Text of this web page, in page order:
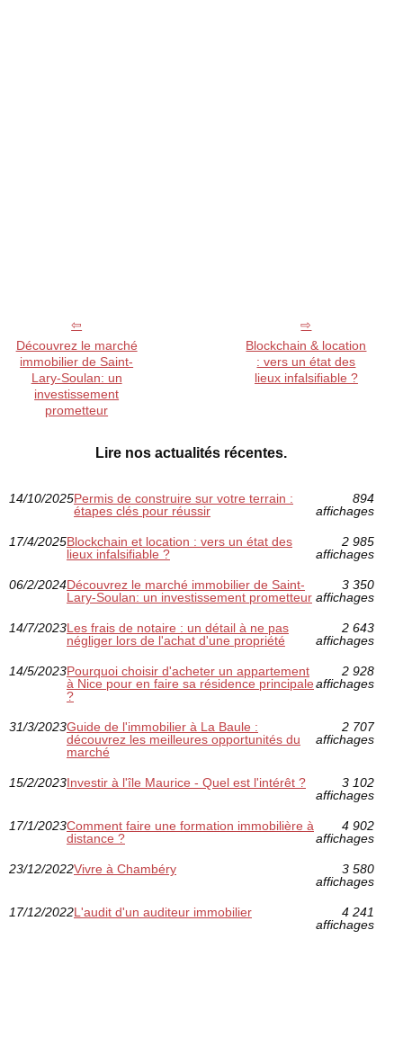
Découvrez le marché
immobilier de Saint-
Lary-Soulan: un
investissement
prometteur
Blockchain & location
: vers un état des
lieux infalsifiable ?
Lire nos actualités récentes.
14/10/2025Permis de construire sur votre terrain :
étapes clés pour réussir
894
affichages
17/4/2025Blockchain et location : vers un état des
lieux infalsifiable ?
2 985
affichages
06/2/2024Découvrez le marché immobilier de Saint-
Lary-Soulan: un investissement prometteur
3 350
affichages
14/7/2023Les frais de notaire : un détail à ne pas
négliger lors de l'achat d'une propriété
2 643
affichages
14/5/2023Pourquoi choisir d'acheter un appartement
à Nice pour en faire sa résidence principale
?
2 928
affichages
31/3/2023Guide de l'immobilier à La Baule :
découvrez les meilleures opportunités du
marché
2 707
affichages
15/2/2023Investir à l'île Maurice - Quel est l'intérêt ?
3 102
affichages
17/1/2023Comment faire une formation immobilière à
distance ?
4 902
affichages
23/12/2022Vivre à Chambéry
3 580
affichages
17/12/2022L'audit d'un auditeur immobilier
4 241
affichages